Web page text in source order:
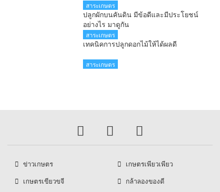
สาระเกษตร
ปลูกผักบนคันดิน มีข้อดีและมีประโยชน์
อย่างไร มาดูกัน
สาระเกษตร
เทคนิคการปลูกดอกไม้ให้ได้ผลดี
สาระเกษตร
ข่าวเกษตร
เกษตรเพียวเพียว
เกษตรเขียวขจี
กล้าลองของดี